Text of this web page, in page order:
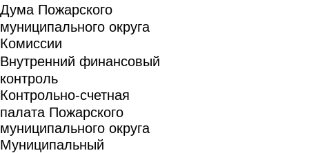
Дума Пожарского
муниципального округа
Комиссии
Внутренний финансовый
контроль
Контрольно-счетная
палата Пожарского
муниципального округа
Муниципальный